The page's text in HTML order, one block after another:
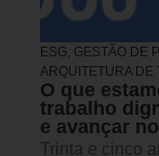
ESG GESTÃO DE
ARQUITETURA DE
O que
trabalho
e avançar
Trinta e cinco